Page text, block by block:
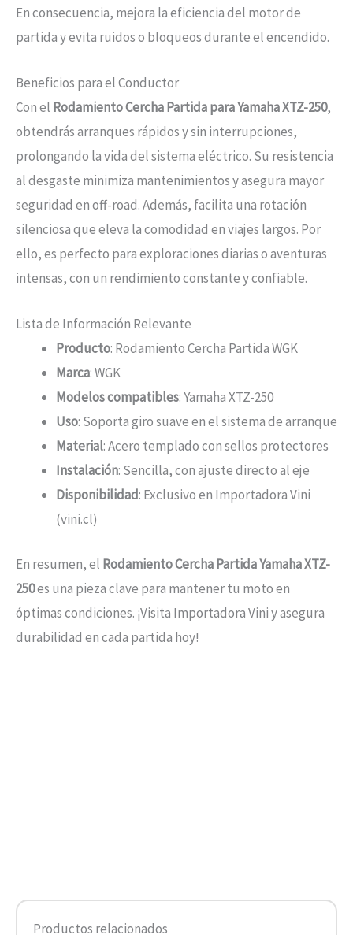
En consecuencia, mejora la eficiencia del motor de
partida y evita ruidos o bloqueos durante el encendido.
Beneficios para el Conductor
Con el Rodamiento Cercha Partida para Yamaha XTZ-250,
obtendrás arranques rápidos y sin interrupciones,
prolongando la vida del sistema eléctrico. Su resistencia
al desgaste minimiza mantenimientos y asegura mayor
seguridad en off-road. Además, facilita una rotación
silenciosa que eleva la comodidad en viajes largos. Por
ello, es perfecto para exploraciones diarias o aventuras
intensas, con un rendimiento constante y confiable.
Lista de Información Relevante
Producto: Rodamiento Cercha Partida WGK
Marca: WGK
Modelos compatibles: Yamaha XTZ-250
Uso: Soporta giro suave en el sistema de arranque
Material: Acero templado con sellos protectores
Instalación: Sencilla, con ajuste directo al eje
Disponibilidad: Exclusivo en Importadora Vini
(vini.cl)
En resumen, el Rodamiento Cercha Partida Yamaha XTZ-
250es una pieza clave para mantener tu moto en
óptimas condiciones. ¡Visita Importadora Vini y asegura
durabilidad en cada partida hoy!
Productos relacionados